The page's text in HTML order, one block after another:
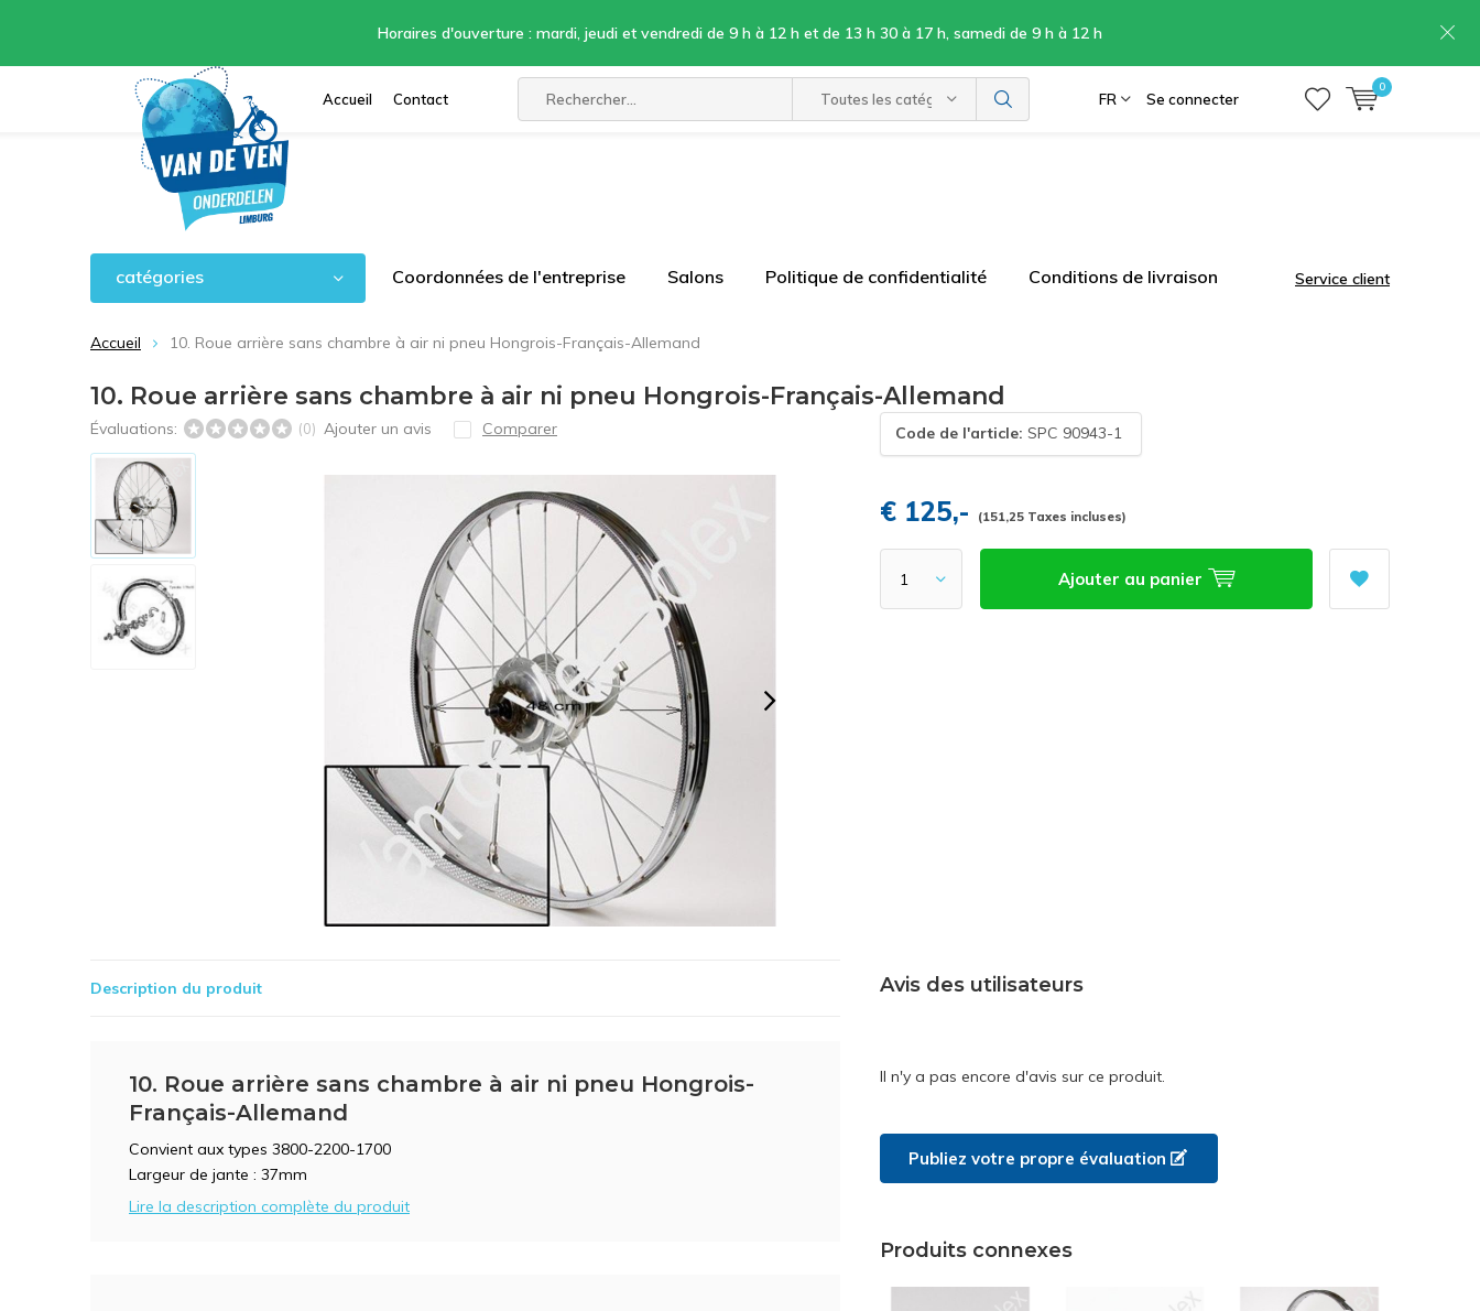
Accueil Contact Toutes les catégories FR Se connecter
0
Horaires d'ouverture : mardi, jeudi et vendredi de 9 h à 12 h et de 13 h 30 à 17 h, samedi de 9 h à 12 h
catégories Coordonnées de l'entreprise Salons Politique de confidentialité Conditions de livraison Service client
Accueil 10. Roue arrière sans chambre à air ni pneu Hongrois-Français-Allemand
10. Roue arrière sans chambre à air ni pneu Hongrois-Français-Allemand
Évaluations: (0) Ajouter un avis Comparer Code de l'article: SPC 90943-1
€ 125,- (151,25 Taxes incluses)
Ajouter au panier
Description du produit
10. Roue arrière sans chambre à air ni pneu Hongrois-
Français-Allemand
Convient aux types 3800-2200-1700
Largeur de jante : 37mm
Lire la description complète du produit
Avis des utilisateurs
Il n'y a pas encore d'avis sur ce produit.
Publiez votre propre évaluation
Produits connexes